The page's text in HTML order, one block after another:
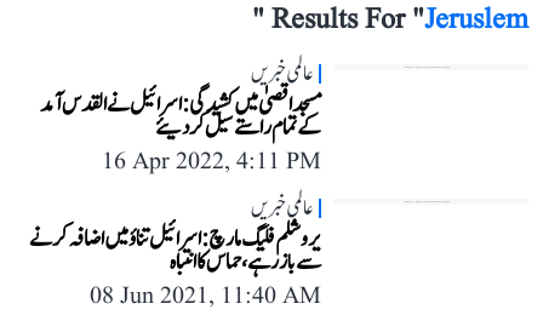
Results For "Jeruslem
"
عالمی خبریں
مسجد اقصیٰ میں کشیدگی: اسرائیل نے القدس آمد
کے تمام راستے سیل کر دیئے
16 Apr 2022, 4:11 PM
عالمی خبریں
یروشلم فلیگ مارچ: اسرائیل تناؤ میں اضافہ کرنے
سے باز رہے، حماس کا انتباہ
08 Jun 2021, 11:40 AM